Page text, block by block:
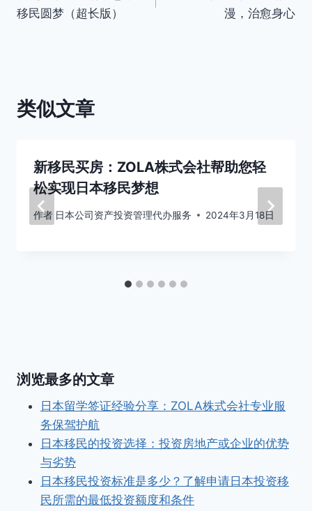
移民圆梦（超长版）
漫，治愈身心
类似文章
新移民买房：ZOLA株式会社帮助您轻
松实现日本移民梦想
作者 日本公司资产投资管理代办服务 2024年3月18日
浏览最多的文章
日本留学签证经验分享：ZOLA株式会社专业服
务保驾护航
日本移民的投资选择：投资房地产或企业的优势
与劣势
日本移民投资标准是多少？了解申请日本投资移
民所需的最低投资额度和条件